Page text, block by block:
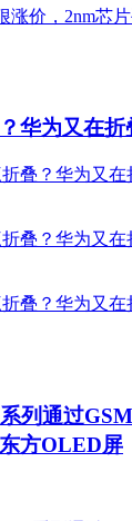
华为又在折
列通过
方OLED屏